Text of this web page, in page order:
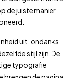
de juiste manier
uit, ondanks
stijl zijn. De
typografie